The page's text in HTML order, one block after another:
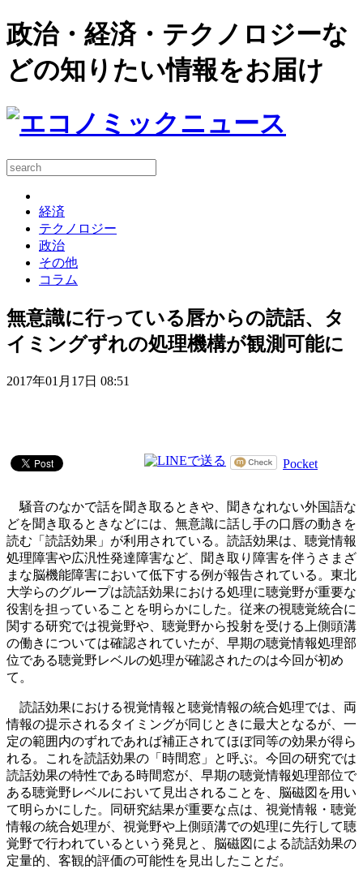
政治・経済・テクノロジーな
どの知りたい情報をお届け
経済
テクノロジー
政治
その他
コラム
無意識に行っている唇からの読話、タ
イミングずれの処理機構が観測可能に
2017年01月17日 08:51
Pocket
騒音のなかで話を聞き取るときや、聞きなれない外国語な
どを聞き取るときなどには、無意識に話し手の口唇の動きを
読む「読話効果」が利用されている。読話効果は、聴覚情報
処理障害や広汎性発達障害など、聞き取り障害を伴うさまざ
まな脳機能障害において低下する例が報告されている。東北
大学らのグループは読話効果における処理に聴覚野が重要な
役割を担っていることを明らかにした。従来の視聴覚統合に
関する研究では視覚野や、聴覚野から投射を受ける上側頭溝
の働きについては確認されていたが、早期の聴覚情報処理部
位である聴覚野レベルの処理が確認されたのは今回が初め
て。
読話効果における視覚情報と聴覚情報の統合処理では、両
情報の提示されるタイミングが同じときに最大となるが、一
定の範囲内のずれであれば補正されてほぼ同等の効果が得ら
れる。これを読話効果の「時間窓」と呼ぶ。今回の研究では
読話効果の特性である時間窓が、早期の聴覚情報処理部位で
ある聴覚野レベルにおいて見出されることを、脳磁図を用い
て明らかにした。同研究結果が重要な点は、視覚情報・聴覚
情報の統合処理が、視覚野や上側頭溝での処理に先行して聴
覚野で行われているという発見と、脳磁図による読話効果の
定量的、客観的評価の可能性を見出したことだ。